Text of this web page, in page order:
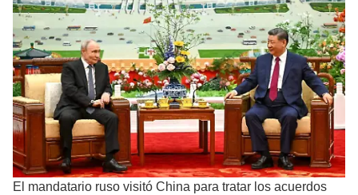
El mandatario ruso visitó China para tratar los acuerdos